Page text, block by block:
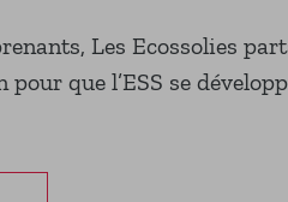
Les Ecossolies
que l’ESS se